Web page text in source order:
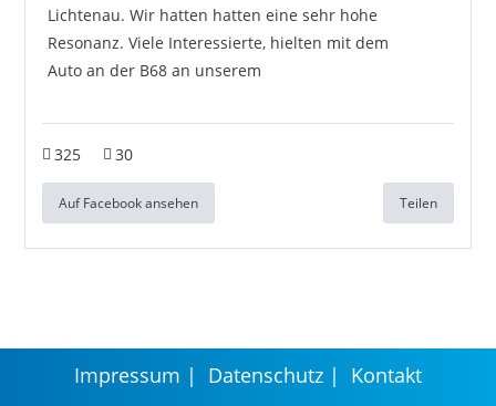
Lichtenau. Wir hatten hatten eine sehr hohe
Resonanz. Viele Interessierte, hielten mit dem
Auto an der B68 an unserem
325 30
Auf Facebook ansehen Teilen
Impressum Datenschutz Kontakt